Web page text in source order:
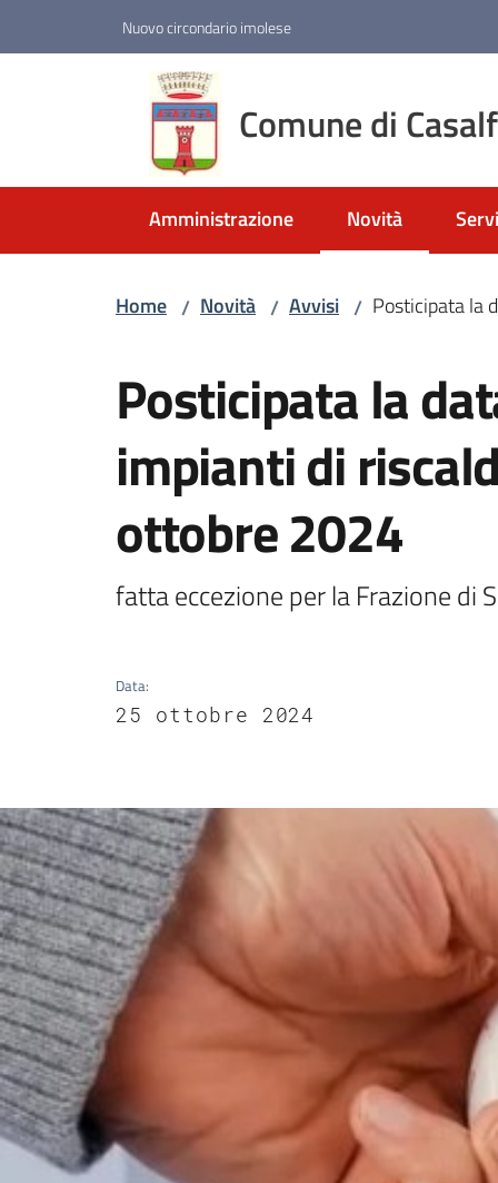
Nuovo circondario imolese
Comune di
Amministrazione Novità
Menu selezionato
Home / Novità / Avvisi / Posticipata la
Posticipata la
impianti di
ottobre 2024
fatta eccezione per la Frazione di
Data:
25 ottobre 2024